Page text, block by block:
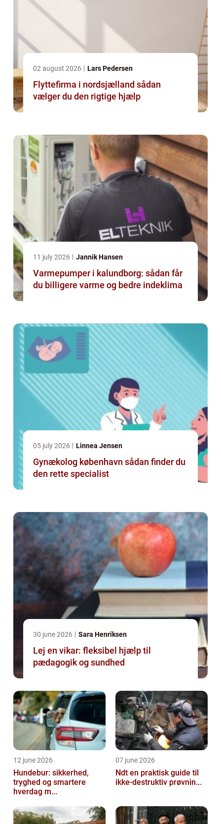
02 august 2026 Lars Pedersen
Flyttefirma i nordsjælland sådan
vælger du den rigtige hjælp
11 july 2026 Jannik Hansen
Varmepumper i kalundborg: sådan får
du billigere varme og bedre indeklima
05 july 2026 Linnea Jensen
Gynækolog københavn sådan finder du
den rette specialist
30 june 2026 Sara Henriksen
Lej en vikar: fleksibel hjælp til
pædagogik og sundhed
12 june 2026
Hundebur: sikkerhed,
tryghed og smartere
hverdag m...
07 june 2026
Ndt en praktisk guide til
ikke-destruktiv prøvnin...